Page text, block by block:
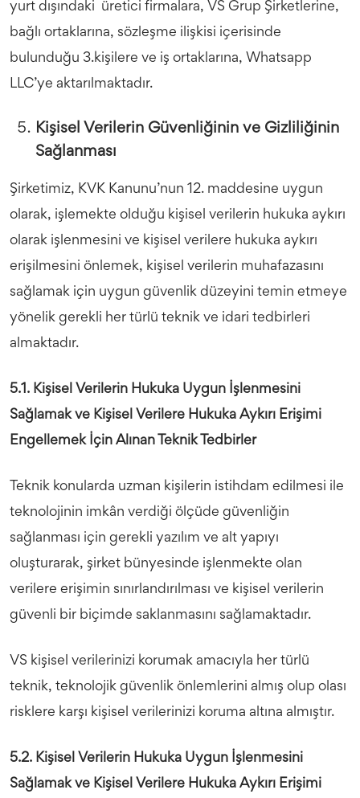
yurt dışındaki üretici firmalara, VS Grup Şirketlerine,
bağlı ortaklarına, sözleşme ilişkisi içerisinde
bulunduğu 3.kişilere ve iş ortaklarına, Whatsapp
LLC’ye aktarılmaktadır.
Kişisel Verilerin Güvenliğinin ve Gizliliğinin
Sağlanması
Şirketimiz, KVK Kanunu’nun 12. maddesine uygun
olarak, işlemekte olduğu kişisel verilerin hukuka aykırı
olarak işlenmesini ve kişisel verilere hukuka aykırı
erişilmesini önlemek, kişisel verilerin muhafazasını
sağlamak için uygun güvenlik düzeyini temin etmeye
yönelik gerekli her türlü teknik ve idari tedbirleri
almaktadır.
5.1. Kişisel Verilerin Hukuka Uygun İşlenmesini
Sağlamak ve Kişisel Verilere Hukuka Aykırı Erişimi
Engellemek İçin Alınan Teknik Tedbirler
Teknik konularda uzman kişilerin istihdam edilmesi ile
teknolojinin imkân verdiği ölçüde güvenliğin
sağlanması için gerekli yazılım ve alt yapıyı
oluşturarak, şirket bünyesinde işlenmekte olan
verilere erişimin sınırlandırılması ve kişisel verilerin
güvenli bir biçimde saklanmasını sağlamaktadır.
VS kişisel verilerinizi korumak amacıyla her türlü
teknik, teknolojik güvenlik önlemlerini almış olup olası
risklere karşı kişisel verilerinizi koruma altına almıştır.
5.2. Kişisel Verilerin Hukuka Uygun İşlenmesini
Sağlamak ve Kişisel Verilere Hukuka Aykırı Erişimi